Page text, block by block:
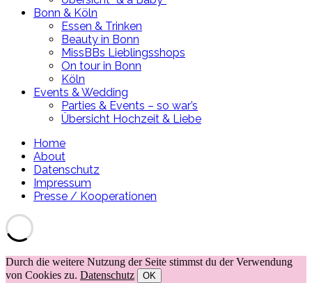
Bonn & Köln
Essen & Trinken
Beauty in Bonn
MissBBs Lieblingsshops
On tour in Bonn
Köln
Events & Wedding
Parties & Events – so war’s
Übersicht Hochzeit & Liebe
Home
About
Datenschutz
Impressum
Presse / Kooperationen
Durch die weitere Nutzung der Seite stimmst du der Verwendung
von Cookies zu. Datenschutz OK